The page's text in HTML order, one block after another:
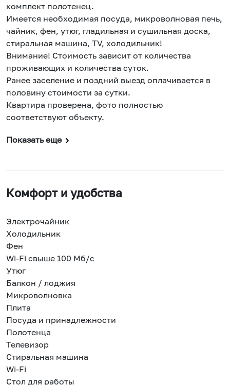
комплект полотенец.
Имеется необходимая посуда, микроволновая печь,
чайник, фен, утюг, гладильная и сушильная доска,
стиральная машина, TV, холодильник!
Внимание! Стоимость зависит от количества
проживающих и количества суток.
Ранее заселение и поздний выезд оплачивается в
половину стоимости за сутки.
Квартира проверена, фото полностью
соответствуют объекту.
Показать еще
Комфорт и удобства
Электрочайник
Холодильник
Фен
Wi-Fi свыше 100 Мб/с
Утюг
Балкон / лоджия
Микроволновка
Плита
Посуда и принадлежности
Полотенца
Телевизор
Стиральная машина
Wi-Fi
Стол для работы